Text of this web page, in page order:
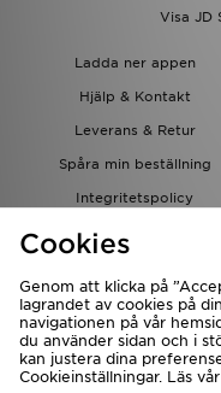
Visa JD
Ladda ner appen
Hjälp & Kontakt
Leverans & Retur
Spåra min beställning
Integritetspolicy
JD-bloggen
Cookies
Genom att klicka på
lagrandet av cookies på
navigationen på vår
du använder sidan och i
kan justera dina
Cookieinställningar. Läs